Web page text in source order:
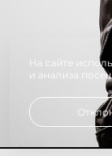
На сайте
и анализа